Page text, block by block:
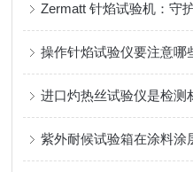
Zermatt 针焰试验机：守
操作针焰试验仪要注意哪
进口灼热丝试验仪是检测
紫外耐候试验箱在涂料涂